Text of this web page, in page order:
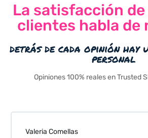
La satisfacción
clientes habla de
detrás de cada opinión hay
personal
Opiniones 100% reales en Trusted
Valeria Comellas